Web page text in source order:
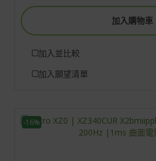
加入購物車
加入並比較
加入願望清單
-16%